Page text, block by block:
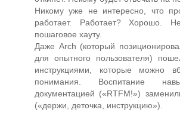
Никому уже не интересно, что
работает. Работает? Хорошо.
пошаговое хауту.
Даже Arch (который
для опытного пользователя)
инструкциями, которые можно
понимания. Воспитание
документацией («RTFM!»)
(«держи, деточка, инструкцию»).